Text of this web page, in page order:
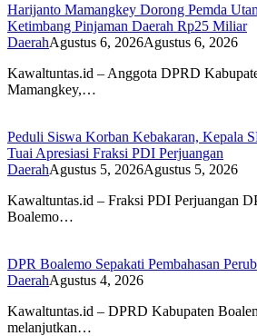
Harijanto Mamangkey Dorong Pemda
Ketimbang Pinjaman Daerah Rp25 Miliar
DaerahAgustus 6, 2026Agustus 6, 2026
Kawaltuntas.id – Anggota DPRD
Mamangkey,…
Peduli Siswa Korban Kebakaran, Kepala
Tuai Apresiasi Fraksi PDI Perjuangan
DaerahAgustus 5, 2026Agustus 5, 2026
Kawaltuntas.id – Fraksi PDI Perjuangan
Boalemo…
DPR Boalemo Sepakati Pembahasan
DaerahAgustus 4, 2026
Kawaltuntas.id – DPRD Kabupaten
melanjutkan…